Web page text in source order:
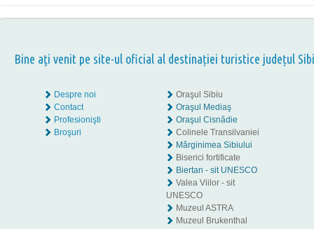
Bine aţi venit pe site-ul oficial al destinației turistice județul
Despre noi
Contact
Profesionişti
Broşuri
Oraşul Sibiu
Oraşul Mediaş
Oraşul Cisnădie
Colinele Transilvaniei
Mărginimea Sibiului
Biserici fortificate
Biertan - sit UNESCO
Valea Viilor - sit
UNESCO
Muzeul ASTRA
Muzeul Brukenthal